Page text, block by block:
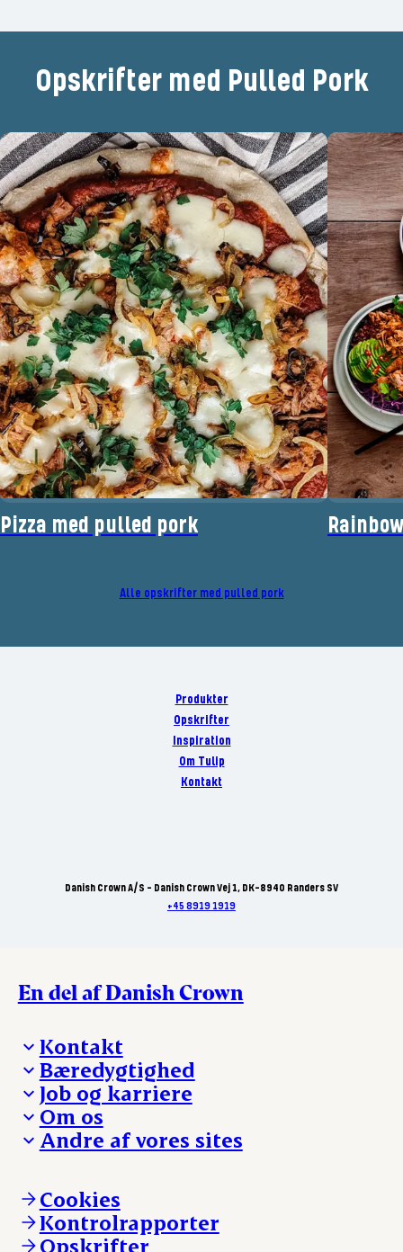
Opskrifter med Pulled Pork
Pizza med pulled pork
Alle opskrifter med pulled pork
Produkter
Opskrifter
Inspiration
Om Tulip
Kontakt
Danish Crown A/S - Danish Crown Vej 1, DK-8940 Randers SV
+45 8919 1919
En del af Danish Crown
Kontakt
Besøg Danish Crown
Presse og nyheder
Reklamationer
Whistleblower
Øvrige henvendelser
Bæredygtighed
Fra jord til bord
Hverdagen
Ansvarlighed og nøgletal
Job og karriere
Arbejd med os
Ledige stillinger
Om os
Hvem er vi
Vores resultater
Vores lokationer
Kontakt
Andre af vores sites
Andelsejere - kreatur
Danishcrownprofessional.com
DAT-Schaub.com
ESS-FOOD.com
Cookies
Kontrolrapporter
Opskrifter